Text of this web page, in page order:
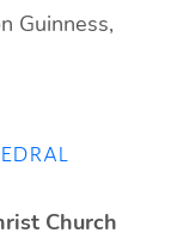
Guinness,
Church